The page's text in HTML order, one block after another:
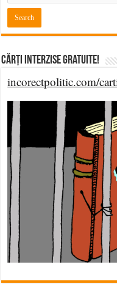
Cărți Interzise Gratuite!
incorectpolitic.com/